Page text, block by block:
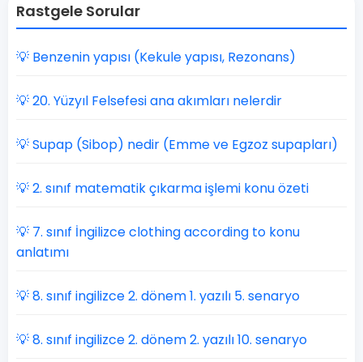
Rastgele Sorular
💡 Benzenin yapısı (Kekule yapısı, Rezonans)
💡 20. Yüzyıl Felsefesi ana akımları nelerdir
💡 Supap (Sibop) nedir (Emme ve Egzoz supapları)
💡 2. sınıf matematik çıkarma işlemi konu özeti
💡 7. sınıf İngilizce clothing according to konu
anlatımı
💡 8. sınıf ingilizce 2. dönem 1. yazılı 5. senaryo
💡 8. sınıf ingilizce 2. dönem 2. yazılı 10. senaryo